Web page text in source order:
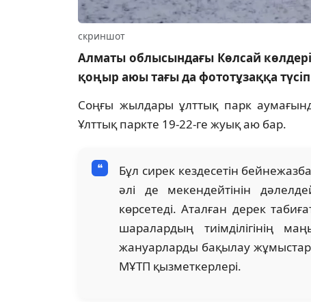
скриншот
Алматы облысындағы Көлсай
қоңыр аюы тағы да фототұзаққа
Соңғы жылдары ұлттық парк
Ұлттық паркте 19-22-ге жуық аю бар.
Бұл сирек кездесетін
әлі де мекендейтінін
көрсетеді. Аталған дерек
шаралардың тиімділігінің
жануарларды бақылау
МҰТП қызметкерлері.